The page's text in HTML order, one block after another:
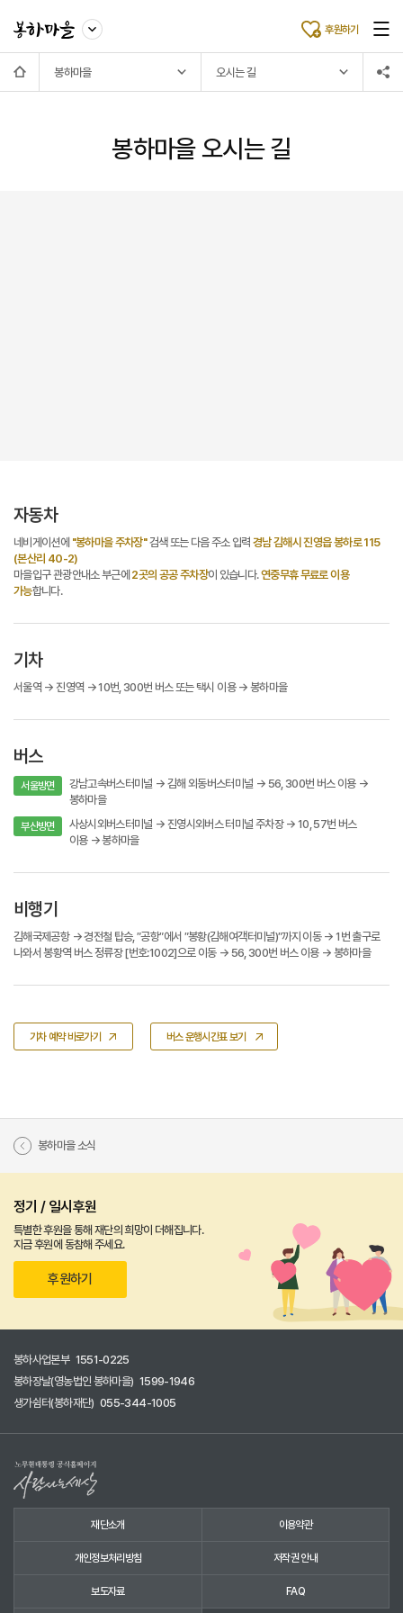
후원하기
봉하마을 오시는 길
봉하마을 오시는 길
자동차
네비게이션에 "봉하마을 주차장"검색 또는 다음 주소 입력 경남 김해시 진영읍 봉하로 115
(본산리 40-2)
마을입구 관광안내소 부근에 2곳의 공공 주차장이 있습니다.연중무휴 무료로 이용
가능합니다.
기차
서울역 → 진영역 → 10번, 300번 버스 또는 택시 이용 → 봉하마을
버스
서울방면
강남고속버스터미널 → 김해 외동버스터미널 → 56, 300번 버스 이용 →
봉하마을
부산방면
사상시외버스터미널 → 진영시외버스 터미널 주차장 → 10, 57번 버스
이용 → 봉하마을
비행기
김해국제공항 → 경전철 탑승, ″공항″에서 ″봉황(김해여객터미널)″까지 이동 → 1번 출구로
나와서 봉황역 버스 정류장 [번호:1002]으로 이동 → 56, 300번 버스 이용 → 봉하마을
기차 예약 바로가기 버스 운행시간표 보기
봉하마을 소식
정기 / 일시후원
특별한 후원을 통해 재단의 희망이 더해집니다.
지금 후원에 동참해 주세요.
후원하기
봉하사업본부 1551-0225
봉하장날(영농법인 봉하마을) 1599-1946
생가쉼터(봉하재단) 055-344-1005
재단소개 이용약관
개인정보처리방침 저작권 안내
보도자료 FAQ